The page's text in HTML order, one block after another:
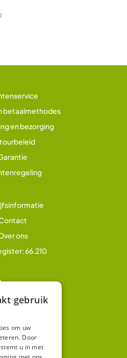
betaalmethodes
en bezorging
ons
66.210
Winkel
account
gebruik
om uw
Door
u in met